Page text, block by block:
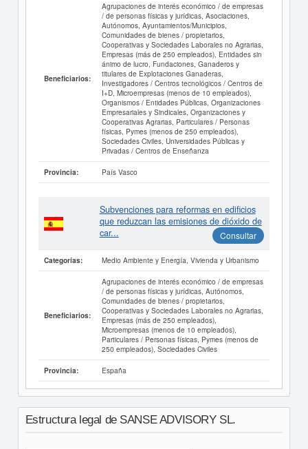
Beneficiarios:
Agrupaciones de interés económico / de empresas
/ de personas físicas y jurídicas, Asociaciones,
Autónomos, Ayuntamientos/Municipios,
Comunidades de bienes / propietarios,
Cooperativas y Sociedades Laborales no Agrarias,
Empresas (más de 250 empleados), Entidades sin
ánimo de lucro, Fundaciones, Ganaderos y
titulares de Explotaciones Ganaderas,
Investigadores / Centros tecnológicos / Centros de
I+D, Microempresas (menos de 10 empleados),
Organismos / Entidades Públicas, Organizaciones
Empresariales y Sindicales, Organizaciones y
Cooperativas Agrarias, Particulares / Personas
físicas, Pymes (menos de 250 empleados),
Sociedades Civiles, Universidades Públicas y
Privadas / Centros de Enseñanza
Provincia: País Vasco
Subvenciones para reformas en edificios
que reduzcan las emisiones de dióxido de
car...
Consultar
Categorías: Medio Ambiente y Energía, Vivienda y Urbanismo
Beneficiarios:
Agrupaciones de interés económico / de empresas
/ de personas físicas y jurídicas, Autónomos,
Comunidades de bienes / propietarios,
Cooperativas y Sociedades Laborales no Agrarias,
Empresas (más de 250 empleados),
Microempresas (menos de 10 empleados),
Particulares / Personas físicas, Pymes (menos de
250 empleados), Sociedades Civiles
Provincia: España
Estructura legal de SANSE ADVISORY SL.